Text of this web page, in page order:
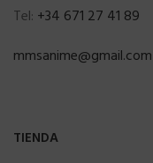
Tel: +34 671 27 41 89
mmsanime@gmail.com
TIENDA